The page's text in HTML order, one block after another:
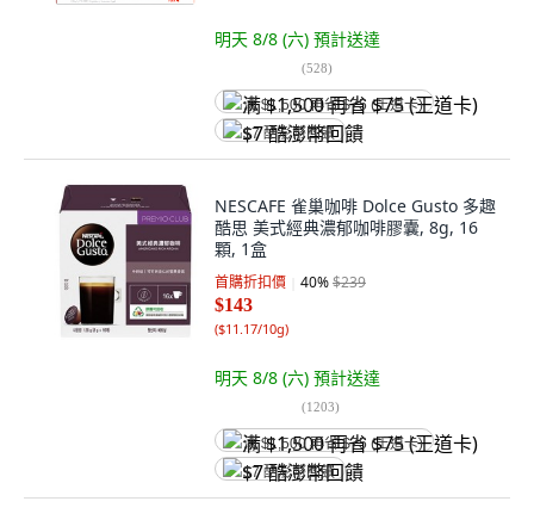
明天 8/8 (六) 預計送達
(528)
满 $1,500 再省 $75 (王道卡)
$7 酷澎幣回饋
NESCAFE 雀巢咖啡 Dolce Gusto 多趣
酷思 美式經典濃郁咖啡膠囊, 8g, 16
顆, 1盒
首購折扣價 40%$239
$143
($11.17/10g)
明天 8/8 (六) 預計送達
(1203)
满 $1,500 再省 $75 (王道卡)
$7 酷澎幣回饋